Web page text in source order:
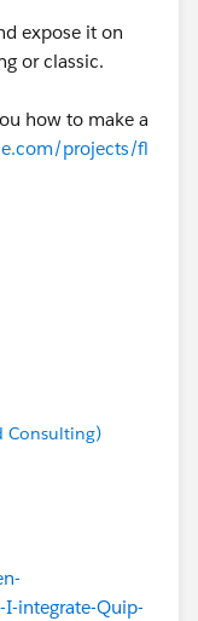
expose it on
or classic.
how to make a
projects/fl
to your needs.
Consulting)
integrate-Quip-